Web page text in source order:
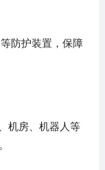
防护装置，保障
机房、机器人等